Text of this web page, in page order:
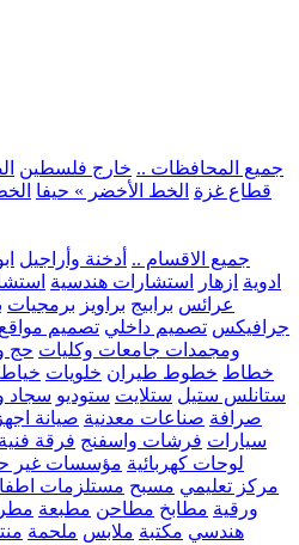
.. جميع المحافظات .. خارج فلسطين
قطاع غزة الخط الأخضر » حيفا
.. جميع الاقسام .. أدخنة وأراجيل
ادوية ازهار استشارات هندسية
عرائس برابيج براويز برمجيات
جرافيكس تصميم داخلي تصميم
ومجمدات جامعات وكليات حج
خطاط خطوط طيران خلويات
ستانلس ستيل ستلايت ستوديو سجاد
صرافة صناعات معدنية صيانة
سيارات فرشات واسفنج فرقة فنية
لوحات كهربائية مؤسسات غير
مركز تعليمي مسبح مستلزمات
ورقية مطابخ مطاحن مطبعة
هندسي مكتبة ملابس ملحمة